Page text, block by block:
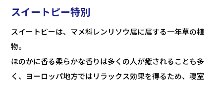
スイートピー特別
スイートピーは、マメ科レンリソウ属に属する一年草の植
物。
ほのかに香る柔らかな香りは多くの人が癒されることも多
く、ヨーロッパ地方ではリラックス効果を得るため、寝室